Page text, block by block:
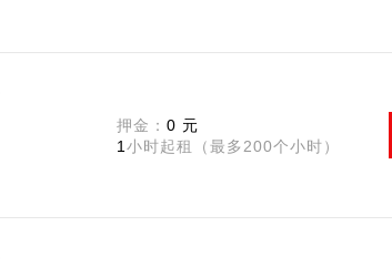
押金： 0 元
1 小时起租（最多200个小时）